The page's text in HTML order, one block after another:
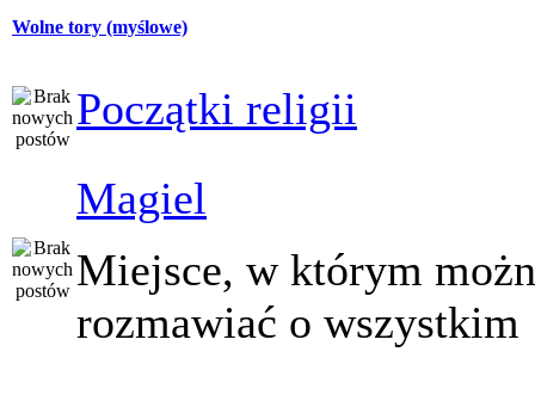
Wolne tory (myślowe)
Początki religii
Magiel
Miejsce, w którym
rozmawiać o wszystkim